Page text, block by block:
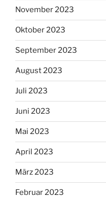
November 2023
Oktober 2023
September 2023
August 2023
Juli 2023
Juni 2023
Mai 2023
April 2023
März 2023
Februar 2023